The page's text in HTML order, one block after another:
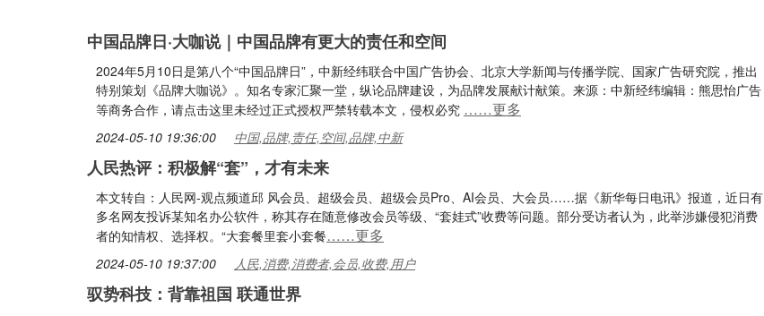
中国品牌日·大咖说｜中国品牌有更大的责任和空间
2024年5月10日是第八个“中国品牌日”，中新经纬联合中国广告协会、北京大学新闻与传播学院、国家广告研究院，推出
特别策划《品牌大咖说》。知名专家汇聚一堂，纵论品牌建设，为品牌发展献计献策。来源：中新经纬编辑：熊思怡广告
等商务合作，请点击这里未经过正式授权严禁转载本文，侵权必究 ……更多
2024-05-10 19:36:00 中国,品牌,责任,空间,品牌,中新
人民热评：积极解“套”，才有未来
本文转自：人民网-观点频道邱 风会员、超级会员、超级会员Pro、AI会员、大会员……据《新华每日电讯》报道，近日有
多名网友投诉某知名办公软件，称其存在随意修改会员等级、“套娃式”收费等问题。部分受访者认为，此举涉嫌侵犯消费
者的知情权、选择权。“大套餐里套小套餐……更多
2024-05-10 19:37:00 人民,消费,消费者,会员,收费,用户
驭势科技：背靠祖国 联通世界